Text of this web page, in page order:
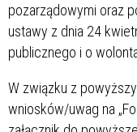
pozarządowymi oraz
ustawy z dnia 24
publicznego i o
W związku z
wniosków/uwag na